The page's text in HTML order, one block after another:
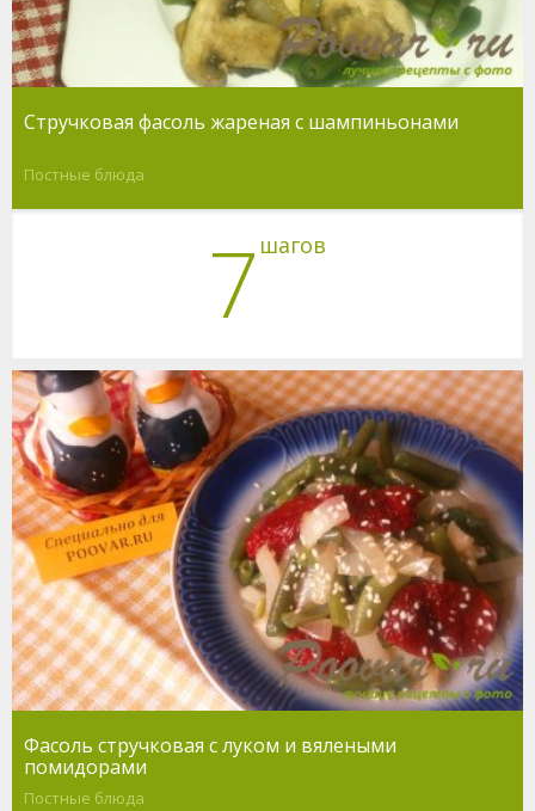
Стручковая фасоль жареная с шампиньонами
Постные блюда
7 шагов
Фасоль стручковая с луком и вялеными
помидорами
Постные блюда